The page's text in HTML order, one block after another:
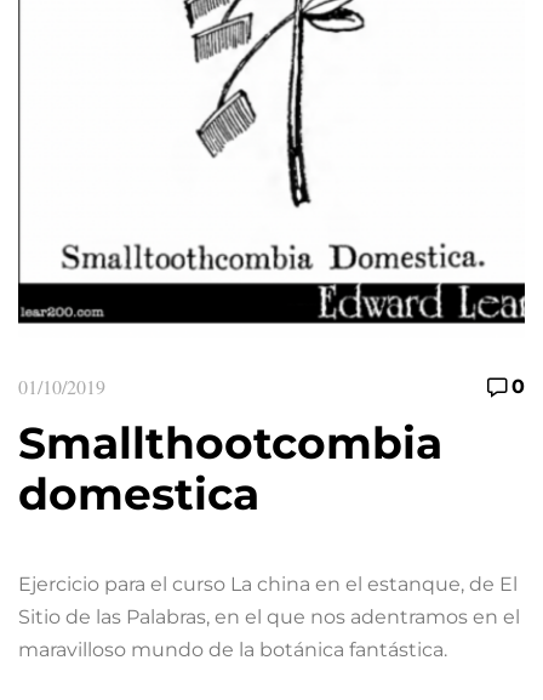
01/10/2019 0
Smallthootcombia
domestica
Ejercicio para el curso La china en el estanque, de El
Sitio de las Palabras, en el que nos adentramos en el
maravilloso mundo de la botánica fantástica.